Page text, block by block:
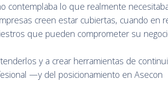
contemplaba lo que realmente
creen estar cubiertas, cuando en
que pueden comprometer su
y a crear herramientas de
—y del posicionamiento en Asecon